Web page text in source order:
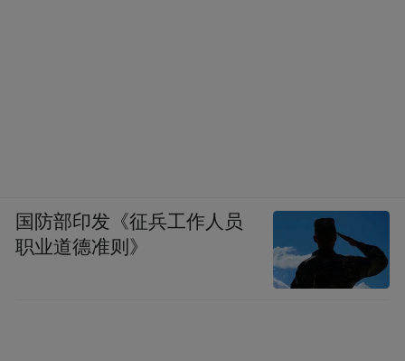
国防部印发《征兵工作人员
职业道德准则》